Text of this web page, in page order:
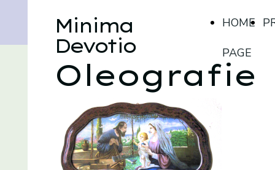
HOME
PAGE
Minima
Devotio
Oleografie